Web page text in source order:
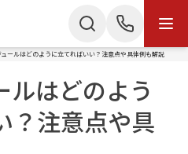
土日祝休）
ールはどのように立てればいい？注意点や具体例も解説
ルはどのよう
？注意点や具